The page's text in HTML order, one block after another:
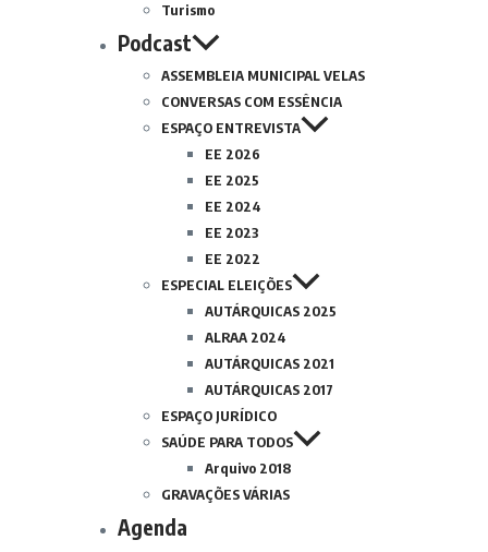
Turismo
Podcast
ASSEMBLEIA MUNICIPAL VELAS
CONVERSAS COM ESSÊNCIA
ESPAÇO ENTREVISTA
EE 2026
EE 2025
EE 2024
EE 2023
EE 2022
ESPECIAL ELEIÇÕES
AUTÁRQUICAS 2025
ALRAA 2024
AUTÁRQUICAS 2021
AUTÁRQUICAS 2017
ESPAÇO JURÍDICO
SAÚDE PARA TODOS
Arquivo 2018
GRAVAÇÕES VÁRIAS
Agenda